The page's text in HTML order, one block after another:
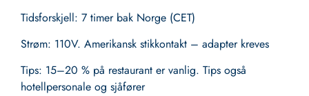
Tidsforskjell: 7 timer bak Norge (CET)
Strøm: 110V. Amerikansk stikkontakt – adapter kreves
Tips: 15–20 % på restaurant er vanlig. Tips også
hotellpersonale og sjåfører